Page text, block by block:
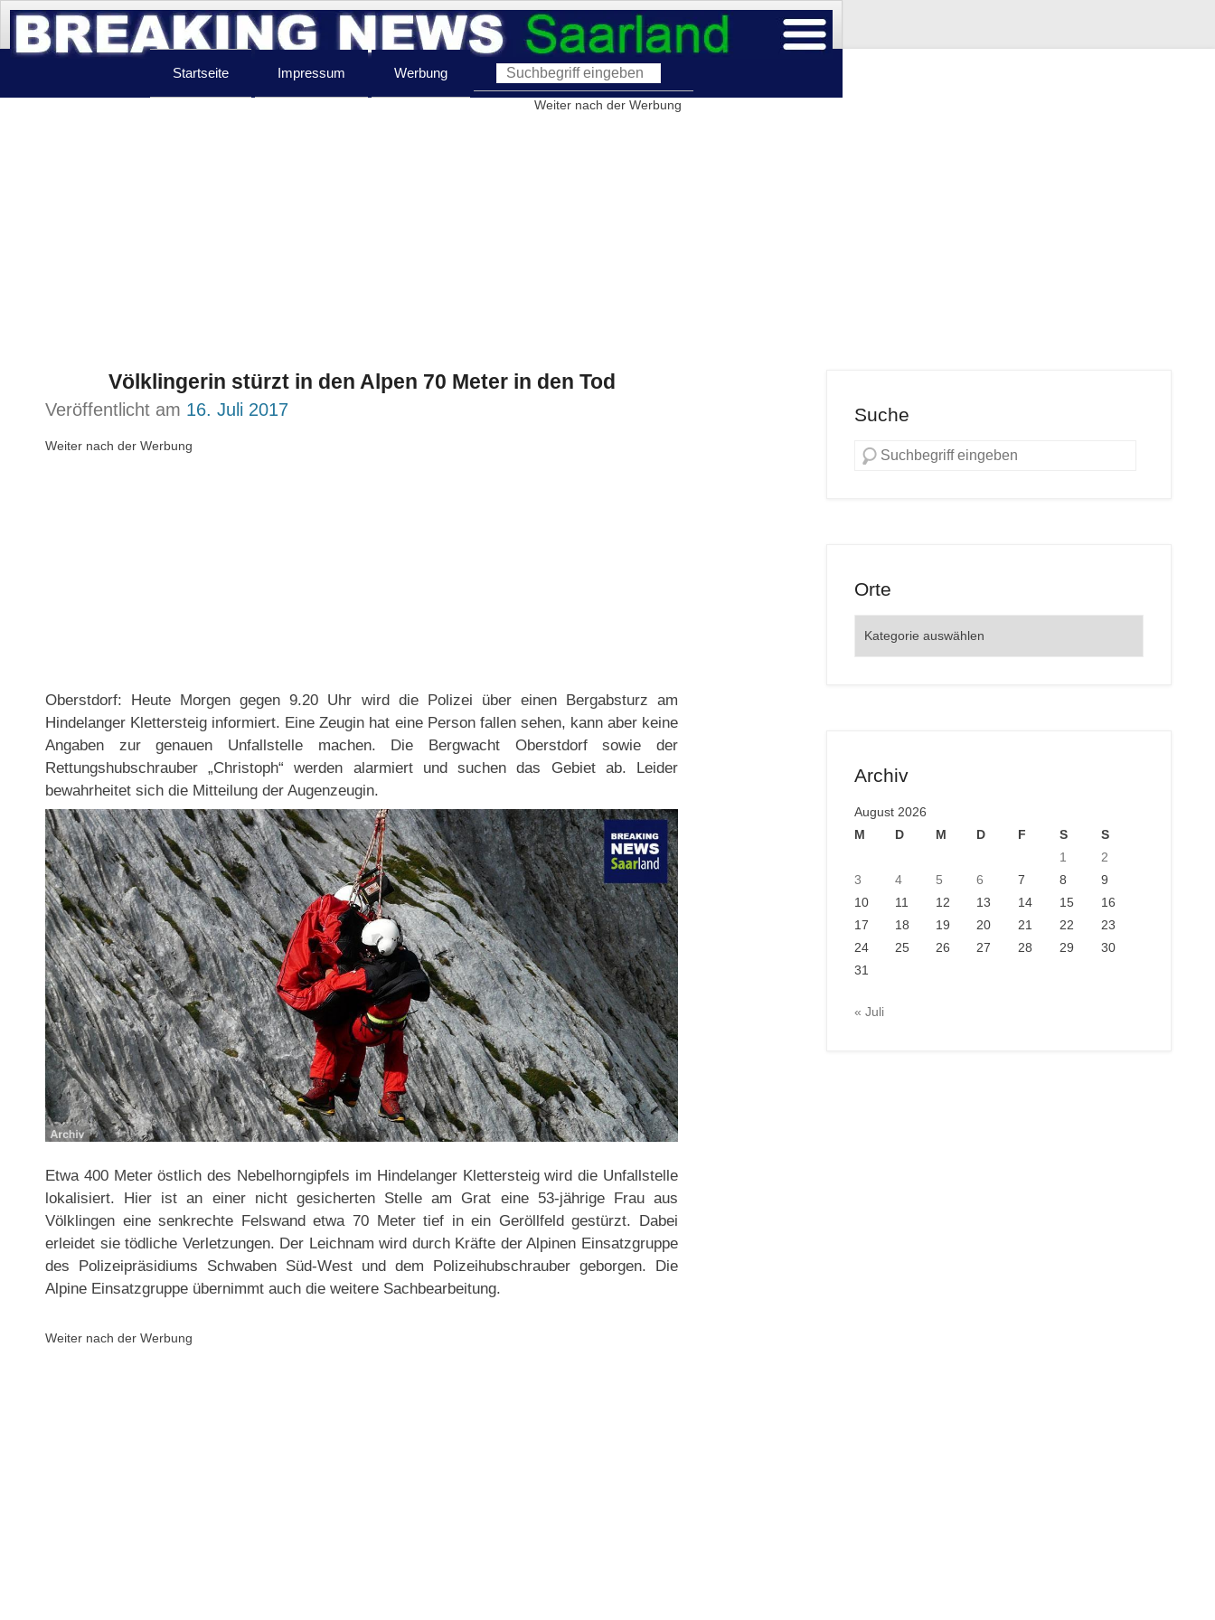
Startseite Impressum Werbung
Weiter nach der Werbung
Völklingerin stürzt in den Alpen 70 Meter in den Tod
Veröffentlicht am 16. Juli 2017
Weiter nach der Werbung
Oberstdorf: Heute Morgen gegen 9.20 Uhr wird die Polizei über einen Bergabsturz am
Hindelanger Klettersteig informiert. Eine Zeugin hat eine Person fallen sehen, kann aber keine
Angaben zur genauen Unfallstelle machen. Die Bergwacht Oberstdorf sowie der
Rettungshubschrauber „Christoph“ werden alarmiert und suchen das Gebiet ab. Leider
bewahrheitet sich die Mitteilung der Augenzeugin.
Etwa 400 Meter östlich des Nebelhorngipfels im Hindelanger Klettersteig wird die Unfallstelle
lokalisiert. Hier ist an einer nicht gesicherten Stelle am Grat eine 53-jährige Frau aus
Völklingen eine senkrechte Felswand etwa 70 Meter tief in ein Geröllfeld gestürzt. Dabei
erleidet sie tödliche Verletzungen. Der Leichnam wird durch Kräfte der Alpinen Einsatzgruppe
des Polizeipräsidiums Schwaben Süd-West und dem Polizeihubschrauber geborgen. Die
Alpine Einsatzgruppe übernimmt auch die weitere Sachbearbeitung.
Weiter nach der Werbung
Suche
Orte
Archiv
August 2026
M
D M D F S
S
1
2
3
4 5 6 7 8
9
10
11 12 13 14 15
16
17
18 19 20 21 22
23
24
25 26 27 28 29
30
31
« Juli